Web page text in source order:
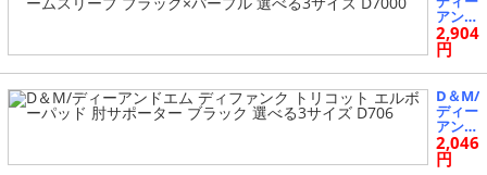
ムスリ
ーブ
ブラッ
ク 選
べる3
サイズ
D7000
アンド
エム
ディフ
ァンク
バレー
ボール
用アー
ムスリ
ーブ
ブラッ
ク×パ
2,904
円
D＆M/
ディー
アンド
エム
ディフ
2,046
円